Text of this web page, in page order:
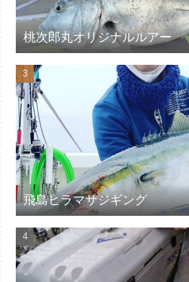
桃次郎丸オリジナルルアー
飛島ヒラマサジギング